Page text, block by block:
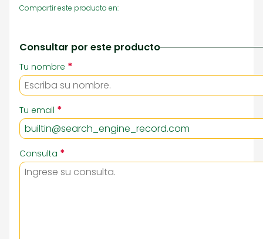
Compartir este producto en:
Consultar por este producto
Tu nombre *
Tu email *
Consulta *